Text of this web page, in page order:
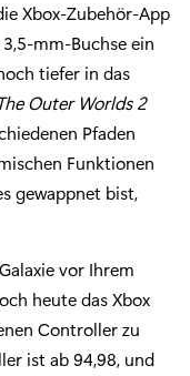
Xbox-Zubehör-App
mm-Buchse ein
tiefer in das
Outer Worlds 2
Pfaden
Funktionen
gewappnet bist,
vor Ihrem
heute das Xbox
Controller zu
ist ab 94,98, und